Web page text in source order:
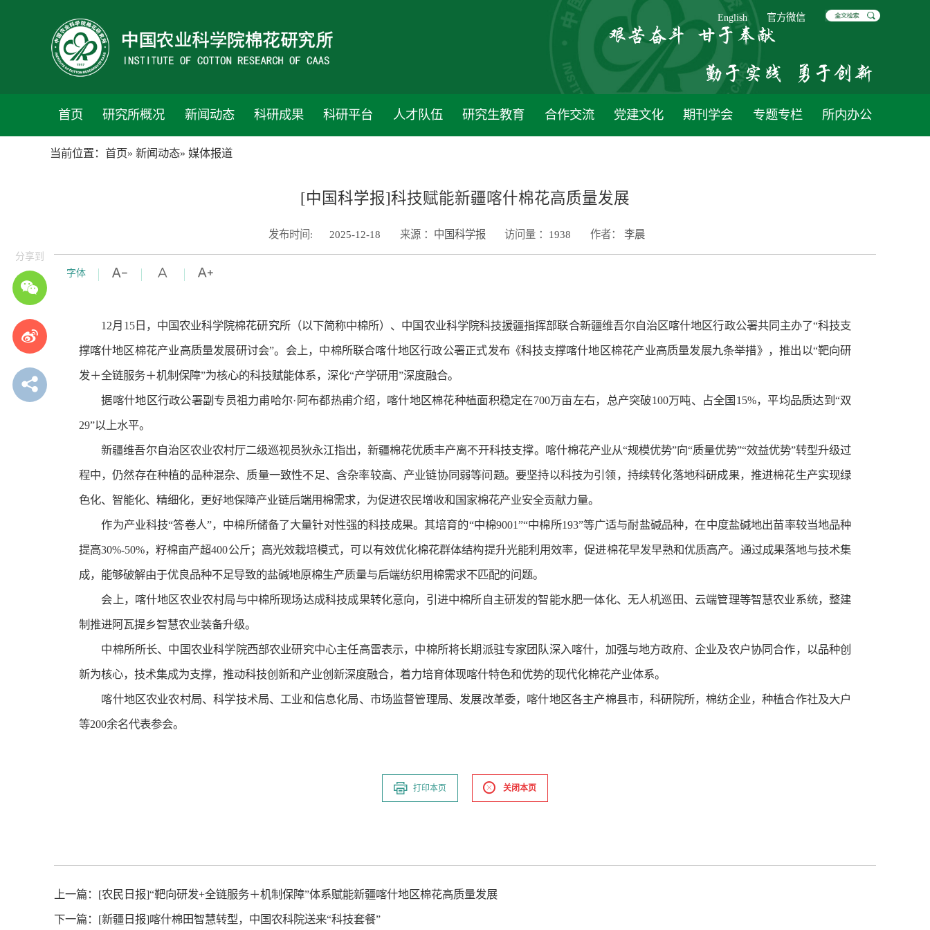
English 官方微信
首页 研究所概况 新闻动态 科研成果 科研平台 人才队伍 研究生教育 合作交流 党建文化 期刊学会 专题专栏 所内办公
当前位置： 首页» 新闻动态» 媒体报道
[中国科学报]科技赋能新疆喀什棉花高质量发展
发布时间: 2025-12-18 来源 ： 中国科学报 访问量 ： 1938 作者： 李晨
字体
分享到
12月15日，中国农业科学院棉花研究所（以下简称中棉所）、中国农业科学院科技援疆指挥部联合新疆维吾尔自治区喀什地区行政公署共同主办了“科技支
撑喀什地区棉花产业高质量发展研讨会”。会上，中棉所联合喀什地区行政公署正式发布《科技支撑喀什地区棉花产业高质量发展九条举措》，推出以“靶向研
发＋全链服务＋机制保障”为核心的科技赋能体系，深化“产学研用”深度融合。
据喀什地区行政公署副专员祖力甫哈尔·阿布都热甫介绍，喀什地区棉花种植面积稳定在700万亩左右，总产突破100万吨、占全国15%，平均品质达到“双
29”以上水平。
新疆维吾尔自治区农业农村厅二级巡视员狄永江指出，新疆棉花优质丰产离不开科技支撑。喀什棉花产业从“规模优势”向“质量优势”“效益优势”转型升级过
程中，仍然存在种植的品种混杂、质量一致性不足、含杂率较高、产业链协同弱等问题。要坚持以科技为引领，持续转化落地科研成果，推进棉花生产实现绿
色化、智能化、精细化，更好地保障产业链后端用棉需求，为促进农民增收和国家棉花产业安全贡献力量。
作为产业科技“答卷人”，中棉所储备了大量针对性强的科技成果。其培育的“中棉9001”“中棉所193”等广适与耐盐碱品种，在中度盐碱地出苗率较当地品种
提高30%-50%，籽棉亩产超400公斤；高光效栽培模式，可以有效优化棉花群体结构提升光能利用效率，促进棉花早发早熟和优质高产。通过成果落地与技术集
成，能够破解由于优良品种不足导致的盐碱地原棉生产质量与后端纺织用棉需求不匹配的问题。
会上，喀什地区农业农村局与中棉所现场达成科技成果转化意向，引进中棉所自主研发的智能水肥一体化、无人机巡田、云端管理等智慧农业系统，整建
制推进阿瓦提乡智慧农业装备升级。
中棉所所长、中国农业科学院西部农业研究中心主任高雷表示，中棉所将长期派驻专家团队深入喀什，加强与地方政府、企业及农户协同合作，以品种创
新为核心，技术集成为支撑，推动科技创新和产业创新深度融合，着力培育体现喀什特色和优势的现代化棉花产业体系。
喀什地区农业农村局、科学技术局、工业和信息化局、市场监督管理局、发展改革委，喀什地区各主产棉县市，科研院所，棉纺企业，种植合作社及大户
等200余名代表参会。
打印本页 关闭本页
上一篇： [农民日报]“靶向研发+全链服务＋机制保障”体系赋能新疆喀什地区棉花高质量发展
下一篇： [新疆日报]喀什棉田智慧转型，中国农科院送来“科技套餐”